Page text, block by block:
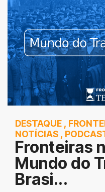
DESTAQUE ,
NOTÍCIAS ,
Fronteiras
Mundo do
Brasi...